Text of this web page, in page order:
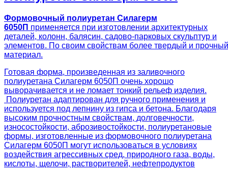
Формовочный полиуретан Силагерм
6050П применяется при изготовлении архитектурных
деталей, колонн, балясин, садово-парковых скульптур и
элементов. По своим свойствам более твердый и прочный
материал.
Готовая форма, произведенная из заливочного
полиуретана Силагерм 6050П очень хорошо
выворачивается и не ломает тонкий рельеф изделия.
Полиуретан адаптирован для ручного применения и
используется под лепнину из гипса и бетона. Благодаря
высоким прочностным свойствам, долговечности,
износостойкости, аброзивостойкости, полиуретановые
формы, изготовленные из формовочного полиуретана
Силагерм 6050П могут использоваться в условиях
воздействия агрессивных сред, природного газа, воды,
кислоты, щелочи, растворителей, нефтепродуктов